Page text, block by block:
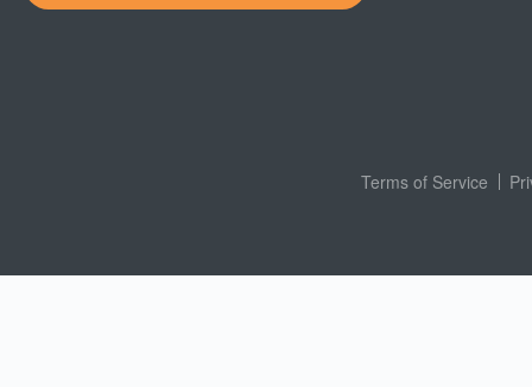
Terms of Service